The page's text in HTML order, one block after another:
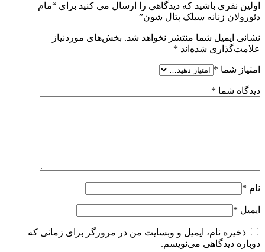
اولین نفری باشید که دیدگاهی را ارسال می کنید برای “مام
دئورولان زنانه سیلک پتال شون”
نشانی ایمیل شما منتشر نخواهد شد. بخش‌های موردنیاز
علامت‌گذاری شده‌اند *
امتیاز شما *
دیدگاه شما *
نام *
ایمیل *
ذخیره نام، ایمیل و وبسایت من در مرورگر برای زمانی که
دوباره دیدگاهی می‌نویسم.